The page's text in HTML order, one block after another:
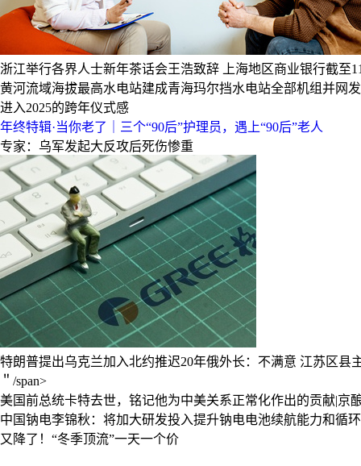
浙江举行各界人士新年茶话会王浩致辞
上海地区商业银行截至
黄河流域海拔最高水电站建成青海玛尔挡水电站全部机组并网
进入2025的跨年仪式感
年终特辑·当你老了｜三个“90后”护理员，遇上“90后”老人
专家：乌军发起大反攻后死伤惨重
特朗普提出乌克兰加入北约推迟20年俄外长：不满意 江苏区县
＂/span>
美国前总统卡特去世，铭记他为中美关系正常化作出的贡献|京
中国钠电李锦秋：将加大研发投入提升钠电电池续航能力和循
又降了！“冬季顶流”一天一个价